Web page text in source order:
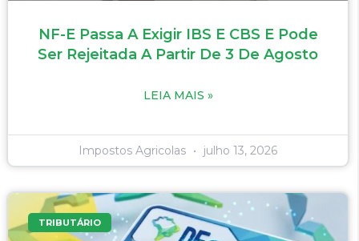
NF-E Passa A Exigir IBS E CBS E Pode
Ser Rejeitada A Partir De 3 De Agosto
LEIA MAIS »
Impostos Agricolas julho 13, 2026
TRIBUTÁRIO